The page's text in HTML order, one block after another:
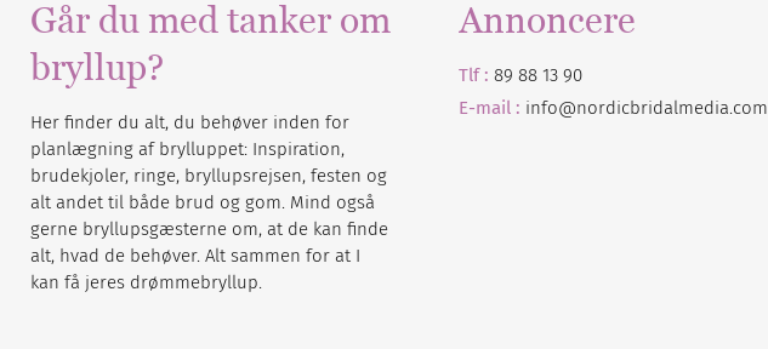
Går du med tanker om
bryllup?
Her finder du alt, du behøver inden for
planlægning af brylluppet: Inspiration,
brudekjoler, ringe, bryllupsrejsen, festen og
alt andet til både brud og gom. Mind også
gerne bryllupsgæsterne om, at de kan finde
alt, hvad de behøver. Alt sammen for at I
kan få jeres drømmebryllup.
Annoncere
Tlf : 89 88 13 90
E-mail : info@nordicbridalmedia.com